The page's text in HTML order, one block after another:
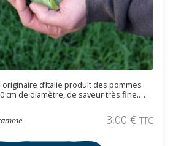
d’Italie produit des pommes
cm de diamètre, de saveur très fine.
être récoltés en fonction des besoins.
facile que le chou-fleur, il se récolte à
3,00 € TTC